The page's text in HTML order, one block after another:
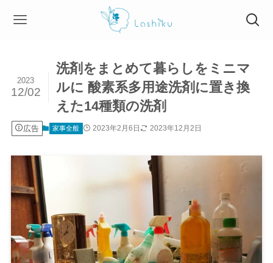
洗剤をまとめて暮らしをミニマ
ルに 酸素系多用途洗剤に置き換
えた14種類の洗剤
2023
12/02
広告 家事全般 2023年2月6日 2023年12月2日